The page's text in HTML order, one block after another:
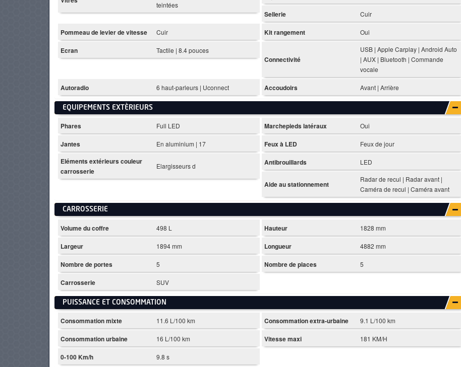
teintées
Sellerie Cuir
Pommeau de levier de vitesse Cuir Kit rangement Oui
Ecran Tactile | 8.4 pouces
Connectivité
USB | Apple Carplay | Android Auto
| AUX | Bluetooth | Commande
vocale
Autoradio 6 haut-parleurs | Uconnect Accoudoirs Avant | Arrière
EQUIPEMENTS EXTÈRIEURS
Phares Full LED Marchepieds latéraux Oui
Jantes En aluminium | 17 Feux à LED Feux de jour
Eléments extérieurs couleur
carrosserie
Elargisseurs d Antibrouillards LED
Aide au stationnement
Radar de recul | Radar avant |
Caméra de recul | Caméra avant
CARROSSERIE
Volume du coffre 498 L Hauteur 1828 mm
Largeur 1894 mm Longueur 4882 mm
Nombre de portes 5 Nombre de places 5
Carrosserie SUV
PUISSANCE ET CONSOMMATION
Consommation mixte 11.6 L/100 km Consommation extra-urbaine 9.1 L/100 km
Consommation urbaine 16 L/100 km Vitesse maxi 181 KM/H
0-100 Km/h 9.8 s